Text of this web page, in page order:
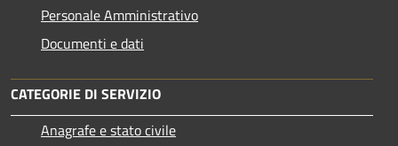
Personale Amministrativo
Documenti e dati
CATEGORIE DI SERVIZIO
Anagrafe e stato civile